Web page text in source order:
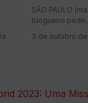
está aqui.
SÃO PAULO
blogueiro
Flavio, gostaria
possibilidade
3 de outubro de
2023: Uma